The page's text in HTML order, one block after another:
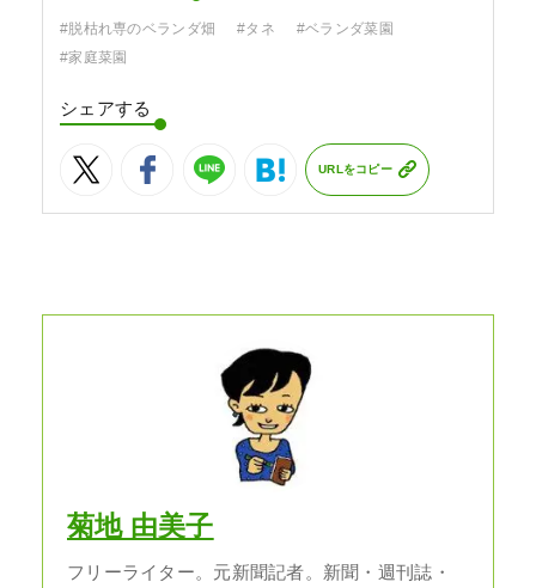
#脱枯れ専のベランダ畑 #タネ
#ベランダ菜園
#家庭菜園
シェアする
URLをコピー
菊地 由美子
フリーライター。元新聞記者。新聞・週刊誌・